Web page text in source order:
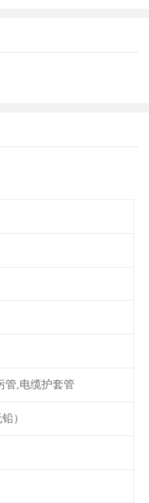
管,电缆护套管
）